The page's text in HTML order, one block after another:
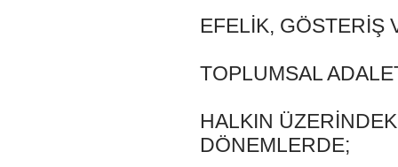
EFELİK, GÖSTERİŞ
TOPLUMSAL
HALKIN
DÖNEMLERDE;